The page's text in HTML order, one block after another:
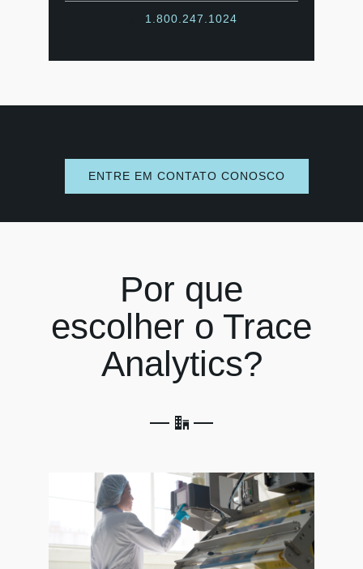
1.800.247.1024
ENTRE EM CONTATO CONOSCO
Por que
escolher o Trace
Analytics?